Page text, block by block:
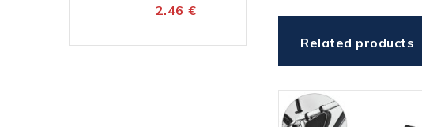
Related products
2.46 €